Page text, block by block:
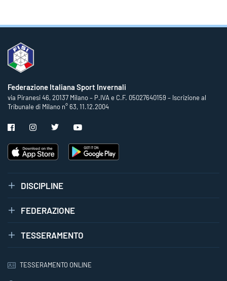
Federazione Italiana Sport Invernali
via Piranesi 46, 20137 Milano – P.IVA e C.F. 05027640159 – Iscrizione al
Tribunale di Milano n° 63, 11.12.2004
DISCIPLINE
FEDERAZIONE
TESSERAMENTO
TESSERAMENTO ONLINE